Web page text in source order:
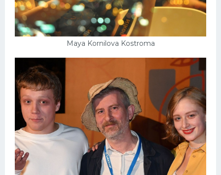
Maya Kornilova Kostroma